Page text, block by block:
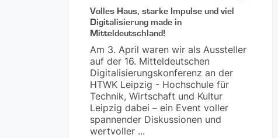
Volles Haus, starke Impulse und viel
Digitalisierung made in
Mitteldeutschland!
Am 3. April waren wir als Aussteller
auf der 16. Mitteldeutschen
Digitalisierungskonferenz an der
HTWK Leipzig - Hochschule für
Technik, Wirtschaft und Kultur
Leipzig dabei – ein Event voller
spannender Diskussionen und
wertvoller ...